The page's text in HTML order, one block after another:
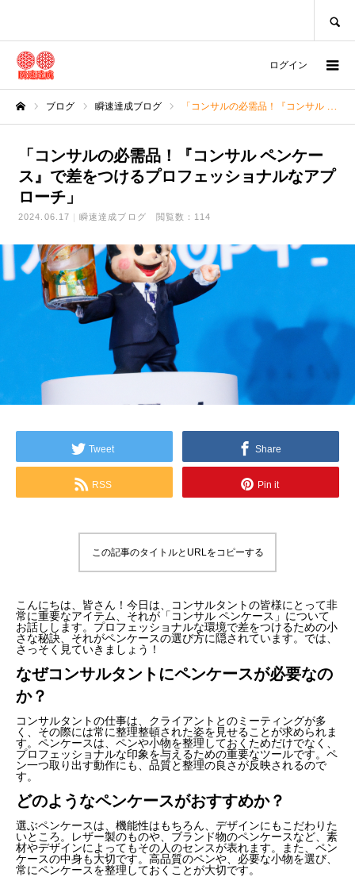
ログイン
ブログ 瞬速達成ブログ 「コンサルの必需品！『コンサル ペンケース』で差をつけるプロフェッショナルなアプローチ」
「コンサルの必需品！『コンサル ペンケー
ス』で差をつけるプロフェッショナルなアプ
ローチ」
2024.06.17 瞬速達成ブログ 閲覧数：114
Tweet Share
RSS Pin it
この記事のタイトルとURLをコピーする
こんにちは、皆さん！今日は、コンサルタントの皆様にとって非
常に重要なアイテム、それが「コンサル ペンケース」について
お話しします。プロフェッショナルな環境で差をつけるための小
さな秘訣、それがペンケースの選び方に隠されています。では、
さっそく見ていきましょう！
なぜコンサルタントにペンケースが必要なの
か？
コンサルタントの仕事は、クライアントとのミーティングが多
く、その際には常に整理整頓された姿を見せることが求められま
す。ペンケースは、ペンや小物を整理しておくためだけでなく、
プロフェッショナルな印象を与えるための重要なツールです。ペ
ン一つ取り出す動作にも、品質と整理の良さが反映されるので
す。
どのようなペンケースがおすすめか？
選ぶペンケースは、機能性はもちろん、デザインにもこだわりた
いところ。レザー製のものや、ブランド物のペンケースなど、素
材やデザインによってもその人のセンスが表れます。また、ペン
ケースの中身も大切です。高品質のペンや、必要な小物を選び、
常にペンケースを整理しておくことが大切です。